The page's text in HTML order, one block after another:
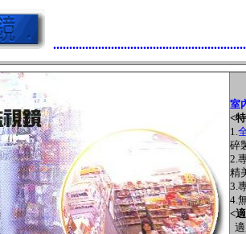
室
<
1.
碎
2.
精
3.
4.
<